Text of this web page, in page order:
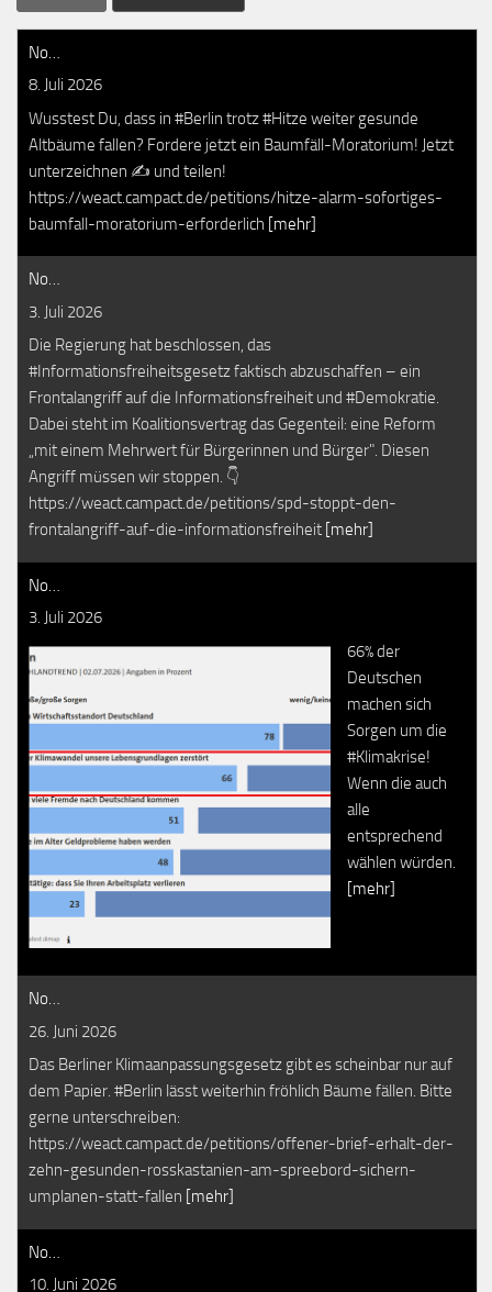
No…
8. Juli 2026
Wusstest Du, dass in #Berlin trotz #Hitze weiter gesunde
Altbäume fallen? Fordere jetzt ein Baumfäll-Moratorium! Jetzt
unterzeichnen ✍️ und teilen!
https://weact.campact.de/petitions/hitze-alarm-sofortiges-
baumfall-moratorium-erforderlich [mehr]
No…
3. Juli 2026
Die Regierung hat beschlossen, das
#Informationsfreiheitsgesetz faktisch abzuschaffen – ein
Frontalangriff auf die Informationsfreiheit und #Demokratie.
Dabei steht im Koalitionsvertrag das Gegenteil: eine Reform
„mit einem Mehrwert für Bürgerinnen und Bürger". Diesen
Angriff müssen wir stoppen. 👇
https://weact.campact.de/petitions/spd-stoppt-den-
frontalangriff-auf-die-informationsfreiheit [mehr]
No…
3. Juli 2026
66% der
Deutschen
machen sich
Sorgen um die
#Klimakrise!
Wenn die auch
alle
entsprechend
wählen würden.
[mehr]
No…
26. Juni 2026
Das Berliner Klimaanpassungsgesetz gibt es scheinbar nur auf
dem Papier. #Berlin lässt weiterhin fröhlich Bäume fällen. Bitte
gerne unterschreiben:
https://weact.campact.de/petitions/offener-brief-erhalt-der-
zehn-gesunden-rosskastanien-am-spreebord-sichern-
umplanen-statt-fallen [mehr]
No…
10. Juni 2026